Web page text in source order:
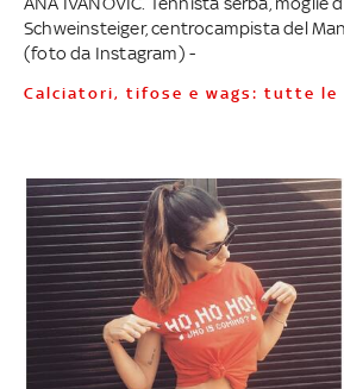
Schweinsteiger, centrocampista del
(foto da Instagram) -
Calciatori, tifose e wags: tutte le